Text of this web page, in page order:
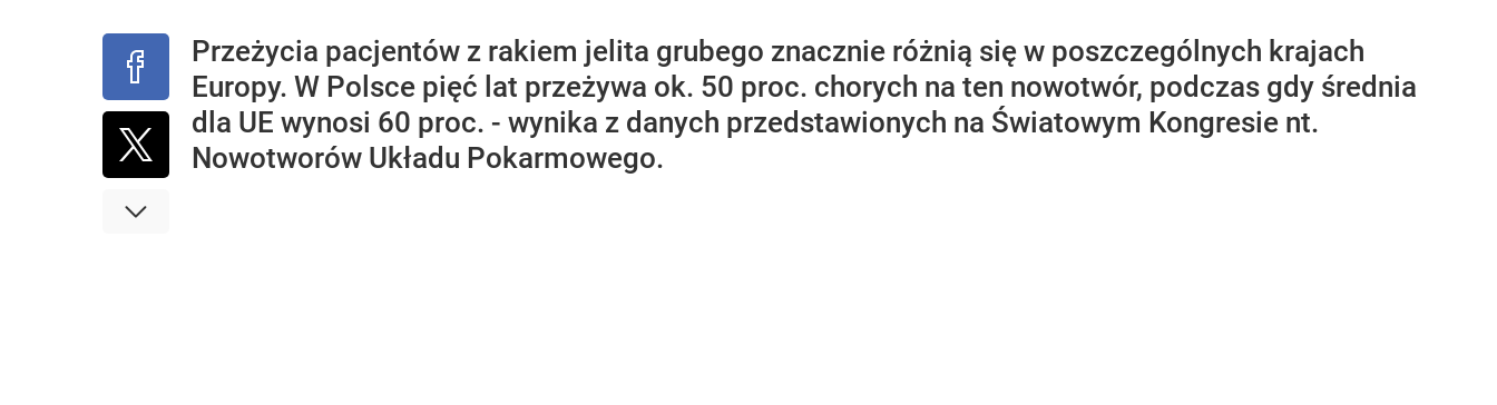
Przeżycia pacjentów z rakiem jelita grubego znacznie różnią się w poszczególnych krajach
Europy. W Polsce pięć lat przeżywa ok. 50 proc. chorych na ten nowotwór, podczas gdy średnia
dla UE wynosi 60 proc. - wynika z danych przedstawionych na Światowym Kongresie nt.
Nowotworów Układu Pokarmowego.